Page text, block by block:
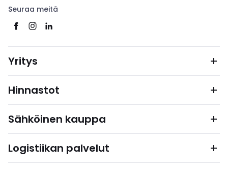
Seuraa meitä
Yritys
Hinnastot
Sähköinen kauppa
Logistiikan palvelut